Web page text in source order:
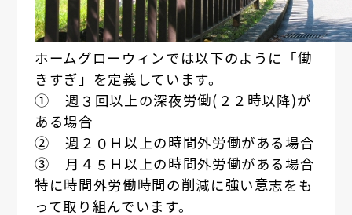
ホームグローウィンでは以下のように「働
きすぎ」を定義しています。
① 週３回以上の深夜労働(２２時以降)が
ある場合
② 週２０Ｈ以上の時間外労働がある場合
③ 月４５Ｈ以上の時間外労働がある場合
特に時間外労働時間の削減に強い意志をも
って取り組んでいます。